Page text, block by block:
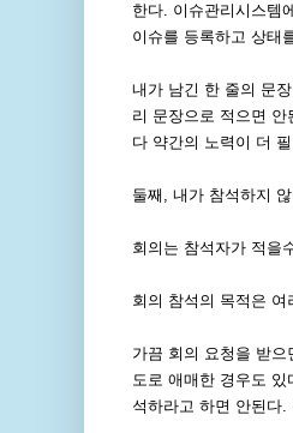
한다. 이슈관리시스템
이슈를 등록하고 상태
내가 남긴 한 줄의 문
리 문장으로 적으면
다 약간의 노력이 더
둘째, 내가 참석하지
회의는 참석자가 적을
회의 참석의 목적은
가끔 회의 요청을 받
도로 애매한 경우도
석하라고 하면 안된다